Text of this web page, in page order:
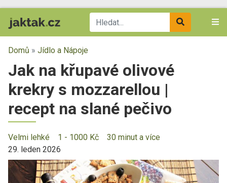
Domů » Jídlo a Nápoje
Jak na křupavé olivové
krekry s mozzarellou |
recept na slané pečivo
Velmi lehké 1 - 1000 Kč
30 minut a více
29. leden 2026